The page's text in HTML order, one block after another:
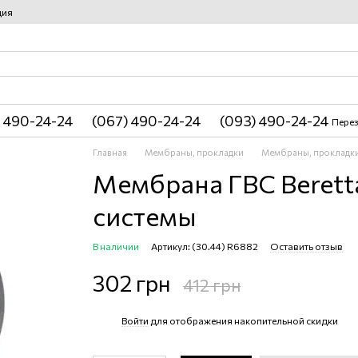
24-24 (067) 490-24-24 (093) 490-24-24
Главная Мембраны, прокладки Мембраны,
Мембрана ГВС
системы
В наличии Артикул: (30.44) R6882 Оставить отзыв
302 грн 412 грн
Войти для отображения накопительной скидки